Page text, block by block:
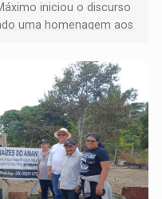
iniciou o discurso
uma homenagem aos